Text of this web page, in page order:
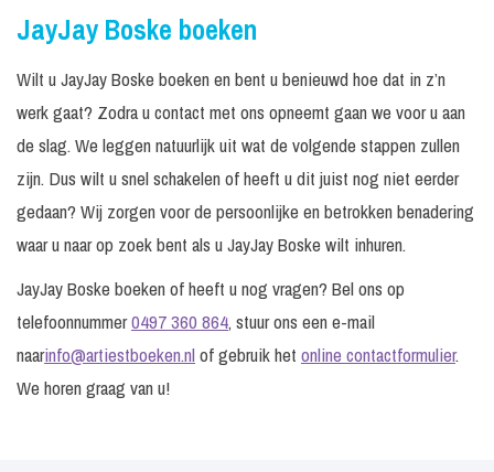
JayJay Boske boeken
Wilt u JayJay Boske boeken en bent u benieuwd hoe dat in z’n
werk gaat? Zodra u contact met ons opneemt gaan we voor u aan
de slag. We leggen natuurlijk uit wat de volgende stappen zullen
zijn. Dus wilt u snel schakelen of heeft u dit juist nog niet eerder
gedaan? Wij zorgen voor de persoonlijke en betrokken benadering
waar u naar op zoek bent als u JayJay Boske wilt inhuren.
JayJay Boske boeken of heeft u nog vragen? Bel ons op
telefoonnummer0497 360 864, stuur ons een e-mail
naarinfo@artiestboeken.nlof gebruik het online contactformulier.
We horen graag van u!